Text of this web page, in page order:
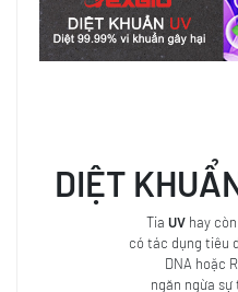
DIỆT
Tia UV hay
có tác dụng tiêu
DNA hoặc
ngăn ngừa